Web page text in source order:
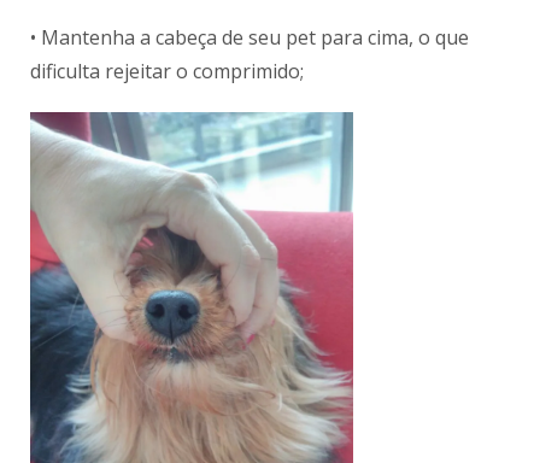
• Mantenha a cabeça de seu pet para cima, o que
dificulta rejeitar o comprimido;